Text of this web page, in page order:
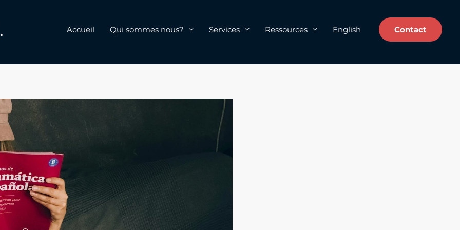
Accueil Qui sommes nous? Services Ressources English Contact